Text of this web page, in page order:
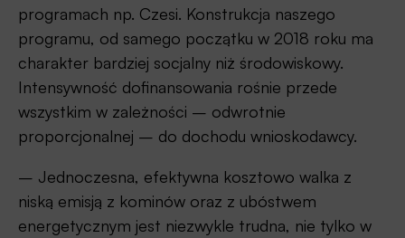
programach np. Czesi. Konstrukcja naszego
programu, od samego początku w 2018 roku ma
charakter bardziej socjalny niż środowiskowy.
Intensywność dofinansowania rośnie przede
wszystkim w zależności – odwrotnie
proporcjonalnej – do dochodu wnioskodawcy.
– Jednoczesna, efektywna kosztowo walka z
niską emisją z kominów oraz z ubóstwem
energetycznym jest niezwykle trudna, nie tylko w